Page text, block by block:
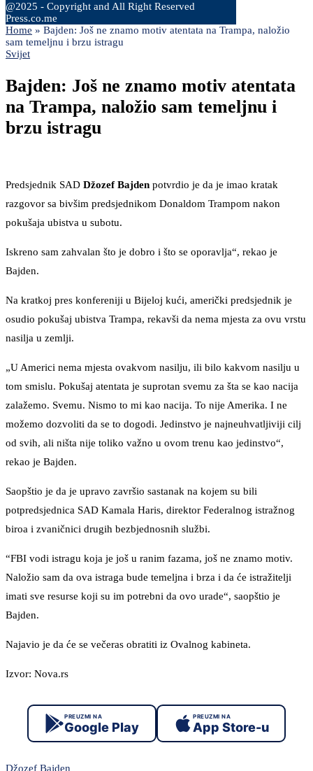
@2025 - Copyright and All Right Reserved
Press.co.me
Home » Bajden: Još ne znamo motiv atentata na Trampa, naložio
sam temeljnu i brzu istragu
Svijet
Bajden: Još ne znamo motiv atentata
na Trampa, naložio sam temeljnu i
brzu istragu
Predsjednik SAD Džozef Bajden potvrdio je da je imao kratak
razgovor sa bivšim predsjednikom Donaldom Trampom nakon
pokušaja ubistva u subotu.
Iskreno sam zahvalan što je dobro i što se oporavlja“, rekao je
Bajden.
Na kratkoj pres konfereniji u Bijeloj kući, američki predsjednik je
osudio pokušaj ubistva Trampa, rekavši da nema mjesta za ovu vrstu
nasilja u zemlji.
„U Americi nema mjesta ovakvom nasilju, ili bilo kakvom nasilju u
tom smislu. Pokušaj atentata je suprotan svemu za šta se kao nacija
zalažemo. Svemu. Nismo to mi kao nacija. To nije Amerika. I ne
možemo dozvoliti da se to dogodi. Jedinstvo je najneuhvatljiviji cilj
od svih, ali ništa nije toliko važno u ovom trenu kao jedinstvo“,
rekao je Bajden.
Saopštio je da je upravo završio sastanak na kojem su bili
potpredsjednica SAD Kamala Haris, direktor Federalnog istražnog
biroa i zvaničnici drugih bezbjednosnih službi.
“FBI vodi istragu koja je još u ranim fazama, još ne znamo motiv.
Naložio sam da ova istraga bude temeljna i brza i da će istražitelji
imati sve resurse koji su im potrebni da ovo urade“, saopštio je
Bajden.
Najavio je da će se večeras obratiti iz Ovalnog kabineta.
Izvor: Nova.rs
PREUZMI NA
Google Play
PREUZMI NA
App Store-u
Džozef Bajden